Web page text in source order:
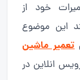
خود از
این موضوع
تعمیر ماشین
انلاین در